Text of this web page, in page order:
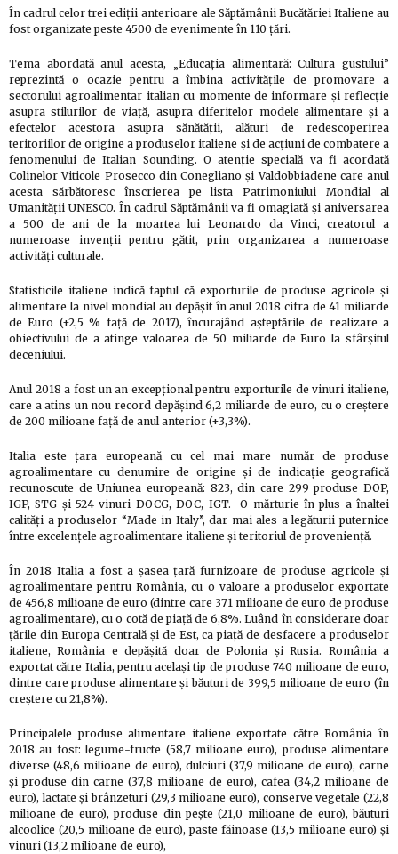
În cadrul celor trei ediții anterioare ale Săptămânii Bucătăriei Italiene au
fost organizate peste 4500 de evenimente în 110 țări.
Tema abordată anul acesta, „Educația alimentară: Cultura gustului”
reprezintă o ocazie pentru a îmbina activitățile de promovare a
sectorului agroalimentar italian cu momente de informare și reflecție
asupra stilurilor de viață, asupra diferitelor modele alimentare și a
efectelor acestora asupra sănătății, alături de redescoperirea
teritoriilor de origine a produselor italiene și de acțiuni de combatere a
fenomenului de Italian Sounding. O atenție specială va fi acordată
Colinelor Viticole Prosecco din Conegliano și Valdobbiadene care anul
acesta sărbătoresc înscrierea pe lista Patrimoniului Mondial al
Umanității UNESCO. În cadrul Săptămânii va fi omagiată și aniversarea
a 500 de ani de la moartea lui Leonardo da Vinci, creatorul a
numeroase invenții pentru gătit, prin organizarea a numeroase
activități culturale.
Statisticile italiene indică faptul că exporturile de produse agricole și
alimentare la nivel mondial au depășit în anul 2018 cifra de 41 miliarde
de Euro (+2,5 % față de 2017), încurajând așteptările de realizare a
obiectivului de a atinge valoarea de 50 miliarde de Euro la sfârșitul
deceniului.
Anul 2018 a fost un an excepțional pentru exporturile de vinuri italiene,
care a atins un nou record depășind 6,2 miliarde de euro, cu o creștere
de 200 milioane față de anul anterior (+3,3%).
Italia este țara europeană cu cel mai mare număr de produse
agroalimentare cu denumire de origine și de indicație geografică
recunoscute de Uniunea europeană: 823, din care 299 produse DOP,
IGP, STG și 524 vinuri DOCG, DOC, IGT. O mărturie în plus a înaltei
calități a produselor “Made in Italy”, dar mai ales a legăturii puternice
între excelențele agroalimentare italiene și teritoriul de proveniență.
În 2018 Italia a fost a șasea țară furnizoare de produse agricole și
agroalimentare pentru România, cu o valoare a produselor exportate
de 456,8 milioane de euro (dintre care 371 milioane de euro de produse
agroalimentare), cu o cotă de piață de 6,8%. Luând în considerare doar
țările din Europa Centrală și de Est, ca piață de desfacere a produselor
italiene, România e depășită doar de Polonia și Rusia. România a
exportat către Italia, pentru același tip de produse 740 milioane de euro,
dintre care produse alimentare și băuturi de 399,5 milioane de euro (în
creștere cu 21,8%).
Principalele produse alimentare italiene exportate către România în
2018 au fost: legume-fructe (58,7 milioane euro), produse alimentare
diverse (48,6 milioane de euro), dulciuri (37,9 milioane de euro), carne
și produse din carne (37,8 milioane de euro), cafea (34,2 milioane de
euro), lactate și brânzeturi (29,3 milioane euro), conserve vegetale (22,8
milioane de euro), produse din pește (21,0 milioane de euro), băuturi
alcoolice (20,5 milioane de euro), paste făinoase (13,5 milioane euro) și
vinuri (13,2 milioane de euro),